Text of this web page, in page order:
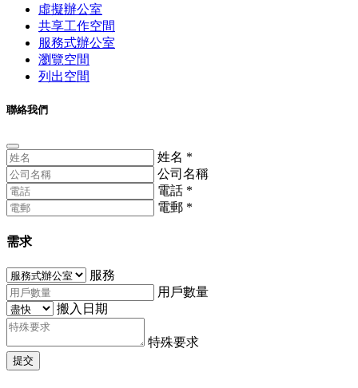
虛擬辦公室
共享工作空間
服務式辦公室
瀏覽空間
列出空間
聯絡我們
姓名 *
公司名稱
電話 *
電郵 *
需求
服務
用戶數量
搬入日期
特殊要求
提交